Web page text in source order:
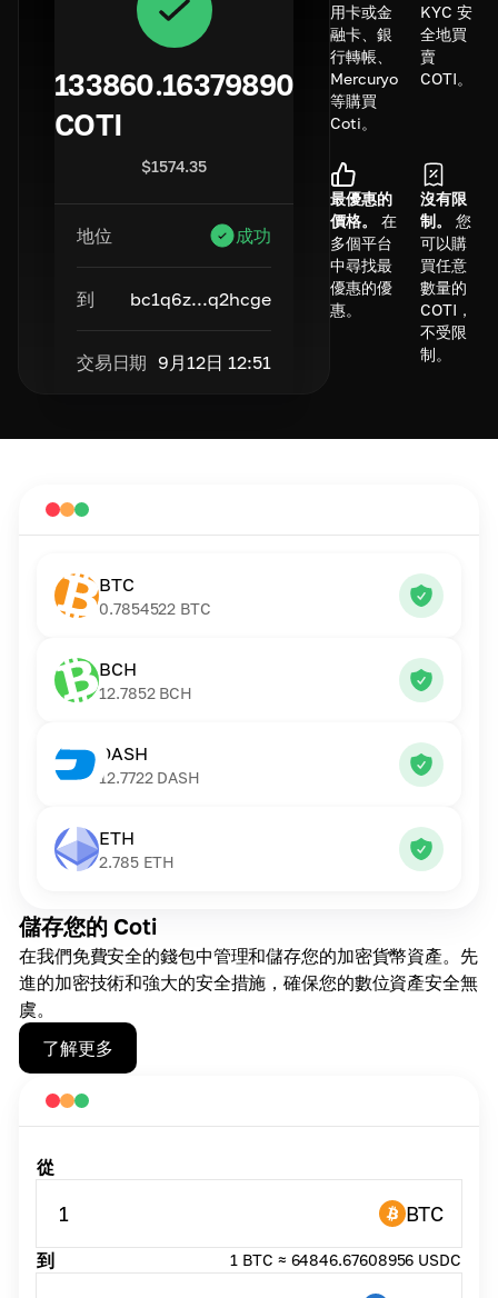
133860.16379890
COTI
$1574.35
地位 成功
到 bc1q6z...q2hcge
交易日期 9月12日 12:51
用卡或金
融卡、銀
行轉帳、
Mercuryo
等購買
Coti。
KYC 安
全地買
賣
COTI。
最優惠的
價格。
在
多個平台
中尋找最
優惠的優
惠。
沒有限
制。
您
可以購
買任意
數量的
COTI，
不受限
制。
儲存您的 Coti
在我們免費安全的錢包中管理和儲存您的加密貨幣資產。先
進的加密技術和強大的安全措施，確保您的數位資產安全無
虞。
了解更多
BTC
0.7854522 BTC
BCH
12.7852 BCH
DASH
12.7722 DASH
ETH
2.785 ETH
從
1 BTC
到 1 BTC ≈ 64846.67608956 USDC